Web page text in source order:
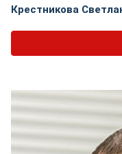
Крестникова